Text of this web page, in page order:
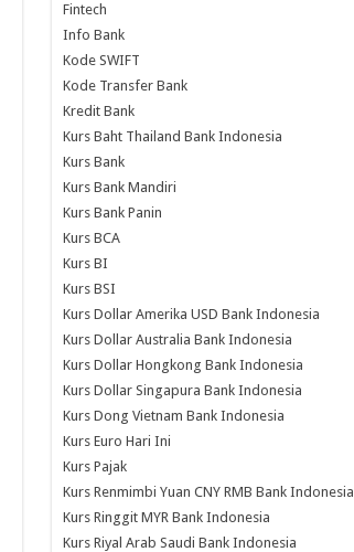
Fintech
Info Bank
Kode SWIFT
Kode Transfer Bank
Kredit Bank
Kurs Baht Thailand Bank Indonesia
Kurs Bank
Kurs Bank Mandiri
Kurs Bank Panin
Kurs BCA
Kurs BI
Kurs BSI
Kurs Dollar Amerika USD Bank Indonesia
Kurs Dollar Australia Bank Indonesia
Kurs Dollar Hongkong Bank Indonesia
Kurs Dollar Singapura Bank Indonesia
Kurs Dong Vietnam Bank Indonesia
Kurs Euro Hari Ini
Kurs Pajak
Kurs Renmimbi Yuan CNY RMB Bank Indonesia
Kurs Ringgit MYR Bank Indonesia
Kurs Riyal Arab Saudi Bank Indonesia